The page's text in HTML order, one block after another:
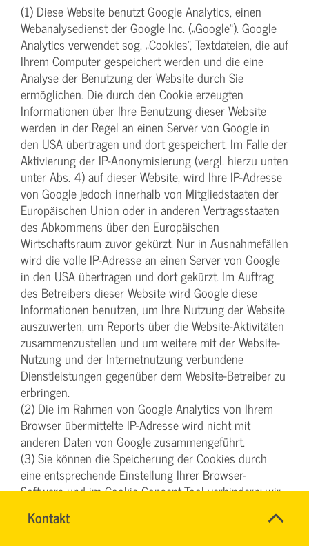
Kontakt
INGO
Name*
(1) Diese Website benutzt Google Analytics, einen
Webanalysedienst der Google Inc. („Google“). Google
Analytics verwendet sog. „Cookies“, Textdateien, die auf
Ihrem Computer gespeichert werden und die eine
Analyse der Benutzung der Website durch Sie
ermöglichen. Die durch den Cookie erzeugten
Informationen über Ihre Benutzung dieser Website
werden in der Regel an einen Server von Google in
den USA übertragen und dort gespeichert. Im Falle der
Aktivierung der IP-Anonymisierung (vergl. hierzu unten
unter Abs. 4) auf dieser Website, wird Ihre IP-Adresse
von Google jedoch innerhalb von Mitgliedstaaten der
Europäischen Union oder in anderen Vertragsstaaten
des Abkommens über den Europäischen
Wirtschaftsraum zuvor gekürzt. Nur in Ausnahmefällen
wird die volle IP-Adresse an einen Server von Google
in den USA übertragen und dort gekürzt. Im Auftrag
des Betreibers dieser Website wird Google diese
Informationen benutzen, um Ihre Nutzung der Website
auszuwerten, um Reports über die Website-Aktivitäten
zusammenzustellen und um weitere mit der Website-
Nutzung und der Internetnutzung verbundene
Dienstleistungen gegenüber dem Website-Betreiber zu
erbringen.
(2) Die im Rahmen von Google Analytics von Ihrem
Browser übermittelte IP-Adresse wird nicht mit
anderen Daten von Google zusammengeführt.
(3) Sie können die Speicherung der Cookies durch
eine entsprechende Einstellung Ihrer Browser-
Software und im Cookie-Consent-Tool verhindern; wir
gegebenenfalls nicht sämtliche Funktionen dieser